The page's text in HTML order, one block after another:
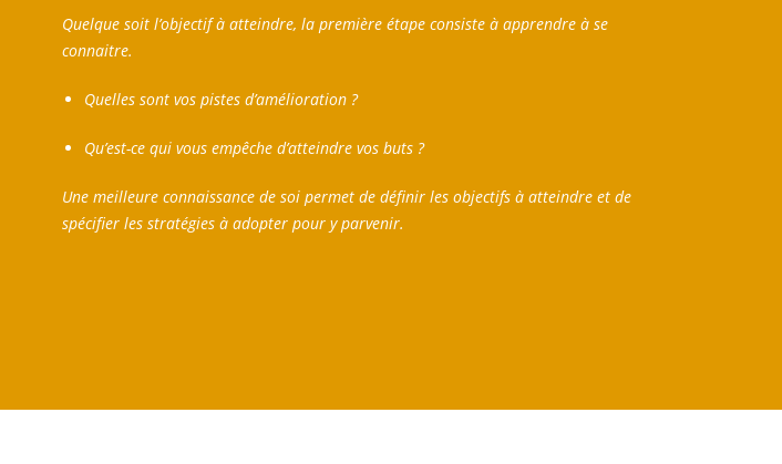
Quelque soit l’objectif à atteindre, la première étape consiste à apprendre à se
connaitre.
Quelles sont vos pistes d’amélioration ?
Qu’est-ce qui vous empêche d’atteindre vos buts ?
Une meilleure connaissance de soi permet de définir les objectifs à atteindre et de
spécifier les stratégies à adopter pour y parvenir.